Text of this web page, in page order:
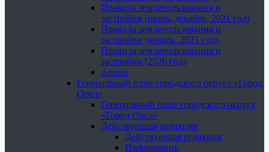
Правила землепользования и
застройки (июнь, декабрь, 2021 год)
Правила землепользования и
застройки (январь, 2021 год)
Правила землепользования и
застройки (2020 год)
Архив
Генеральный план городского округа «Город
Орел»
Генеральный план городского округа
«Город Орел»
Действующая редакция
Действующая редакция
Информация